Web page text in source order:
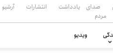
صدای
مردم
یادداشت انتشارات آرشیو
ویدیو